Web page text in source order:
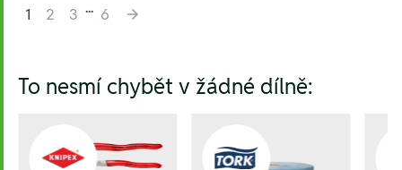
1
2 3 ... 6
To nesmí chybět v žádné dílně: